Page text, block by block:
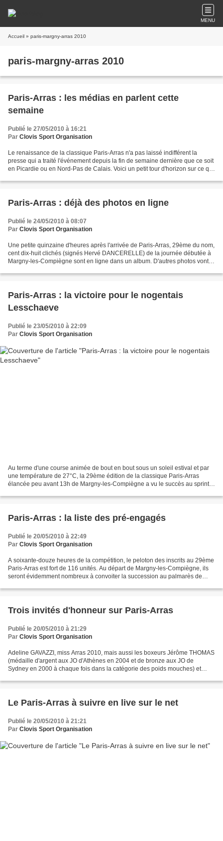
MENU
Accueil » paris-margny-arras 2010
paris-margny-arras 2010
Paris-Arras : les médias en parlent cette
semaine
Publié le 27/05/2010 à 16:21
Par Clovis Sport Organisation
Le renaissance de la classique Paris-Arras n'a pas laissé indifférent la
presse qui a traité l'événement depuis la fin de semaine dernière que ce soit
en Picardie ou en Nord-Pas de Calais. Voici un petit tour d'horizon sur ce qui
Paris-Arras : déjà des photos en ligne
Publié le 24/05/2010 à 08:07
Par Clovis Sport Organisation
Une petite quinzaine d'heures après l'arrivée de Paris-Arras, 29ème du nom,
cent dix-huit clichés (signés Hervé DANCERELLE) de la journée débutée à
Margny-les-Compiègne sont en ligne dans un album. D'autres photos vont
Paris-Arras : la victoire pour le nogentais
Lesschaeve
Publié le 23/05/2010 à 22:09
Par Clovis Sport Organisation
Au terme d'une course animée de bout en bout sous un soleil estival et par
une température de 27°C, la 29ème édition de la classique Paris-Arras
élancée peu avant 13h de Margny-les-Compiègne a vu le succès au sprint
Paris-Arras : la liste des pré-engagés
Publié le 20/05/2010 à 22:49
Par Clovis Sport Organisation
A soixante-douze heures de la compétition, le peloton des inscrits au 29ème
Paris-Arras est fort de 116 unités. Au départ de Margny-les-Compiègne, ils
seront évidemment nombreux à convoiter la succession au palmarès de
Trois invités d'honneur sur Paris-Arras
Publié le 20/05/2010 à 21:29
Par Clovis Sport Organisation
Adeline GAVAZZI, miss Arras 2010, mais aussi les boxeurs Jérôme THOMAS
(médaille d'argent aux JO d'Athènes en 2004 et de bronze aux JO de
Sydney en 2000 à chaque fois dans la catégorie des poids mouches) et
Le Paris-Arras à suivre en live sur le net
Publié le 20/05/2010 à 21:21
Par Clovis Sport Organisation